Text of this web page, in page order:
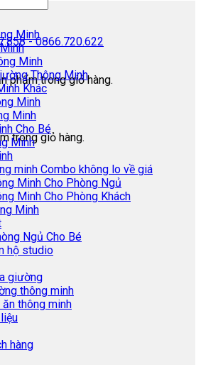
- 0866.720.622
phẩm trong giỏ hàng.
trong giỏ hàng.
Minh
Minh
Thông Minh
Khác
Minh
Minh
Cho Bé
Minh
minh Combo không lo về giá
Minh Cho Phòng Ngủ
Minh Cho Phòng Khách
Minh
Ngủ Cho Bé
hộ studio
giường
thông minh
thông minh
hàng